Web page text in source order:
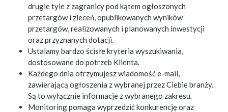
drugie tyle z zagranicy pod kątem ogłoszonych
przetargów i zleceń, opublikowanych wyników
przetargów, realizowanych i planowanych inwestycji
oraz przyznanych dotacji.
Ustalamy bardzo ścisłe kryteria wyszukiwania,
dostosowane do potrzeb Klienta.
Każdego dnia otrzymujesz wiadomość e-mail,
zawierającą ogłoszenia z wybranej przez Ciebie branży.
Są to wyłącznie informacje z wybranego zakresu.
Monitoring pomaga wyprzedzić konkurencję oraz